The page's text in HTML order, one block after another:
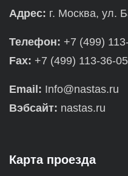
Адрес: г. Москва, ул.
Телефон: +7 (499)
Fax: +7 (499) 113-36-05
Email: Info@nastas.ru
Вэбсайт: nastas.ru
Карта проезда